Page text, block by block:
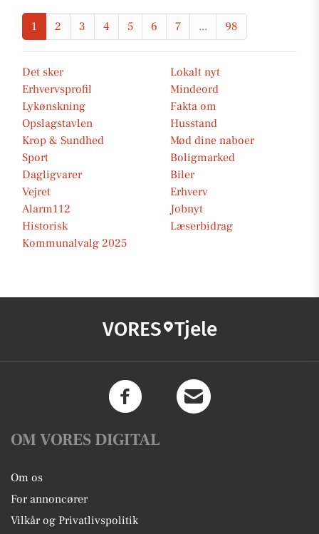
1 2 3 4 5 6 7 ... 98
Det sker
Lokalt nyt
Erhvervsprofil
Mindeord
Lykønskning
Fakta om
Opslagstavlen
Husstand
Krop & Sundhed
Mød dine naboer
Sport
Boligmarked
Dagligvarer
Biler
Vejret
Erhverv
Alarm112
Jobnyt
Historisk
Læserbidrag
Kommunalvalg 2025
VORES Tjele
OM VORES DIGITAL
Om os
For annoncører
Vilkår og Privatlivspolitik